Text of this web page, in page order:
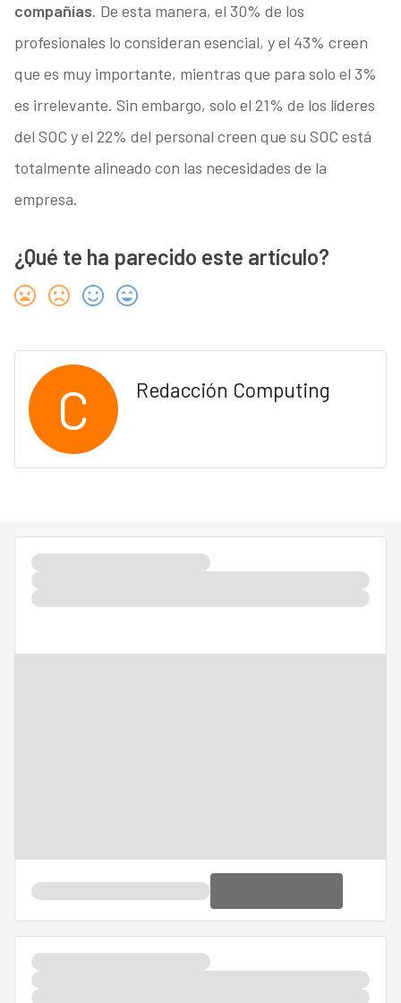
compañías. De esta manera, el 30% de los
profesionales lo consideran esencial, y el 43% creen
que es muy importante, mientras que para solo el 3%
es irrelevante. Sin embargo, solo el 21% de los líderes
del SOC y el 22% del personal creen que su SOC está
totalmente alineado con las necesidades de la
empresa.
¿Qué te ha parecido este artículo?
C Redacción Computing